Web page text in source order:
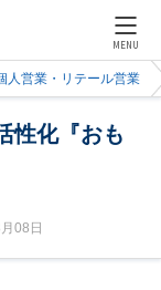
MENU
人営業・リテール営業
性化『おも
08日